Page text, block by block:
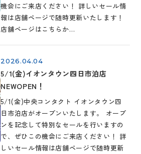
機会にご来店ください！ 詳しいセール情
報は店舗ページで随時更新いたします！
店舗ページはこちらか…
2026.04.04
5/1(金)イオンタウン四日市泊店
NEWOPEN！
5/1(金)中央コンタクト イオンタウン四
日市泊店がオープンいたします。 オープ
ンを記念して特別なセールを行いますの
で、ぜひこの機会にご来店ください！ 詳
しいセール情報は店舗ページで随時更新